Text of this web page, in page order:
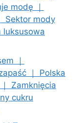
modę ｜
Sektor mody
luksusowa
｜
｜ Polska
Zamknięcia
cukru